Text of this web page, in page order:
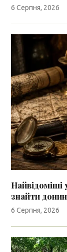
6 Серпня, 2026
Найвідоміші
знайти
6 Серпня, 2026